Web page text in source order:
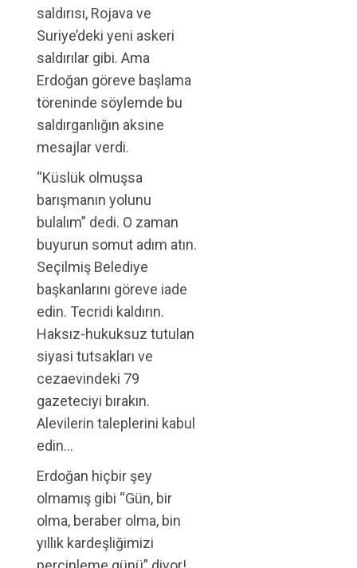
saldırısı, Rojava ve
Suriye’deki yeni askeri
saldırılar gibi. Ama
Erdoğan göreve başlama
töreninde söylemde bu
saldırganlığın aksine
mesajlar verdi.
“Küslük olmuşsa
barışmanın yolunu
bulalım” dedi. O zaman
buyurun somut adım atın.
Seçilmiş Belediye
başkanlarını göreve iade
edin. Tecridi kaldırın.
Haksız-hukuksuz tutulan
siyasi tutsakları ve
cezaevindeki 79
gazeteciyi bırakın.
Alevilerin taleplerini kabul
edin…
Erdoğan hiçbir şey
olmamış gibi “Gün, bir
olma, beraber olma, bin
yıllık kardeşliğimizi